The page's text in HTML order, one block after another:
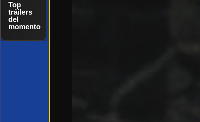
Top
tráilers
del
momento